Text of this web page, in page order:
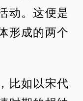
动。这便是
形成的两个
比如以宋代